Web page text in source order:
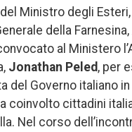
Ministro degli Esteri,
della Farnesina,
al Ministero
Jonathan Peled , per
del Governo italiano in
coinvolto cittadini
Nel corso